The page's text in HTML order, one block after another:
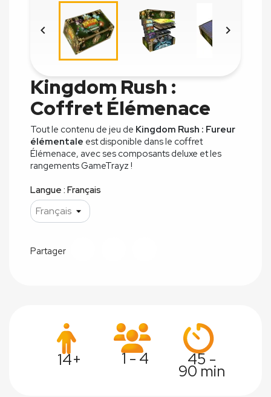
 
Kingdom Rush :
Coffret Élémenace
Tout le contenu de jeu de Kingdom Rush : Fureur
élémentale est disponible dans le coffret
Élémenace, avec ses composants deluxe et les
rangements GameTrayz !
Langue : Français
Partager
14+ 1 - 4 45 -
90 min